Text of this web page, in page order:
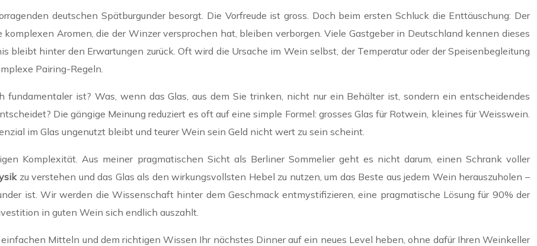
deutschen Spätburgunder besorgt. Die Vorfreude ist gross. Doch beim ersten Schluck die Enttäuschung: Der
Aromen, die der Winzer versprochen hat, bleiben verborgen. Viele Gastgeber in Deutschland kennen dieses
bleibt hinter den Erwartungen zurück. Oft wird die Ursache im Wein selbst, der Temperatur oder der Speisenbegleitung
Pairing-Regeln.
ist? Was, wenn das Glas, aus dem Sie trinken, nicht nur ein Behälter ist, sondern ein entscheidendes
Die gängige Meinung reduziert es oft auf eine simple Formel: grosses Glas für Rotwein, kleines für Weisswein.
im Glas ungenutzt bleibt und teurer Wein sein Geld nicht wert zu sein scheint.
Komplexität. Aus meiner pragmatischen Sicht als Berliner Sommelier geht es nicht darum, einen Schrank voller
zu verstehen und das Glas als den wirkungsvollsten Hebel zu nutzen, um das Beste aus jedem Wein herauszuholen –
ist. Wir werden die Wissenschaft hinter dem Geschmack entmystifizieren, eine pragmatische Lösung für 90% der
in guten Wein sich endlich auszahlt.
Mitteln und dem richtigen Wissen Ihr nächstes Dinner auf ein neues Level heben, ohne dafür Ihren Weinkeller